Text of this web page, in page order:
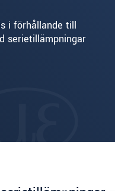
i förhållande till
serietillämpningar